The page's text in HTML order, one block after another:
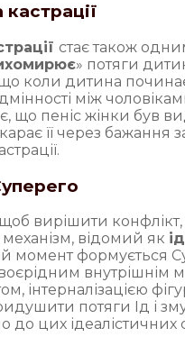
стає також
» потяги
коли дитина
між
що пеніс жінки був
її через бажання
вирішити
відомий як
момент формується
внутрішнім
інтерналізацією
потяги Ід і
до цих ідеалістичних